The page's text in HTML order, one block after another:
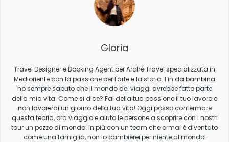
Gloria
Travel Designer e Booking Agent per Archè Travel specializzata in
Medioriente con la passione per l'arte e la storia. Fin da bambina
ho sempre saputo che il mondo dei viaggi avrebbe fatto parte
della mia vita. Come si dice? Fai della tua passione il tuo lavoro e
non lavorerai un giorno della tua vita! Oggi posso confermare
questa teoria, ora viaggio e aiuto le persone a scoprire con i nostri
tour un pezzo di mondo. In più con un team che ormai è diventato
come una famiglia, non lo cambierei per niente al mondo!